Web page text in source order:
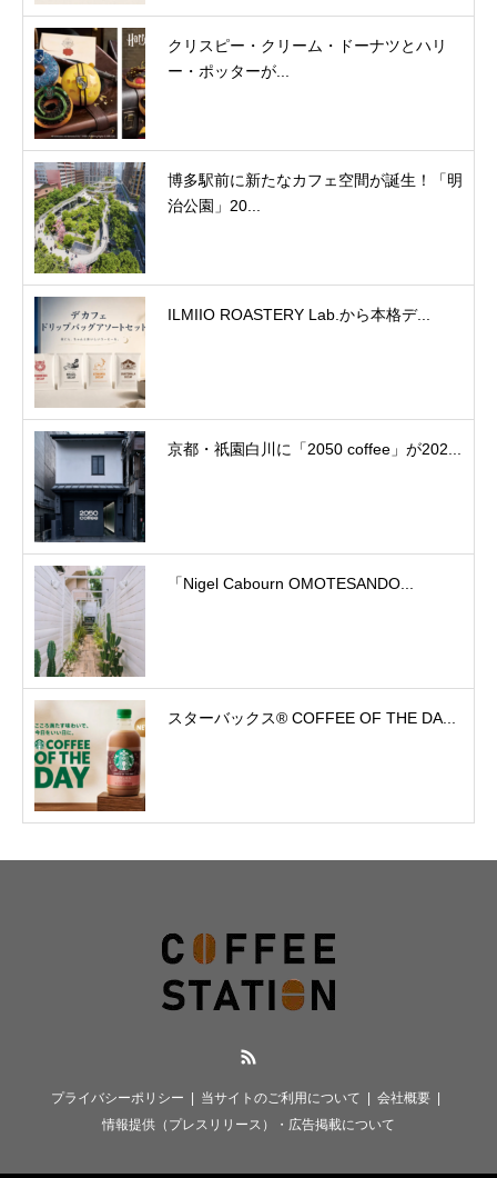
クリスピー・クリーム・ドーナツとハリ
ー・ポッターが...
博多駅前に新たなカフェ空間が誕生！「明
治公園」20...
ILMIIO ROASTERY Lab.から本格デ...
京都・祇園白川に「2050 coffee」が202...
「Nigel Cabourn OMOTESANDO...
スターバックス® COFFEE OF THE DA...
プライバシーポリシー 当サイトのご利用について
会社概要
情報提供（プレスリリース）・広告掲載について